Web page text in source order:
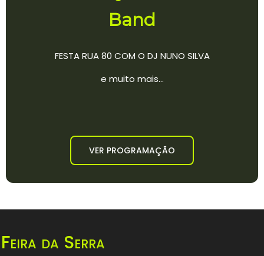
Band
FESTA RUA 80 COM O DJ NUNO SILVA
e muito mais...
VER PROGRAMAÇÃO
Feira da Serra